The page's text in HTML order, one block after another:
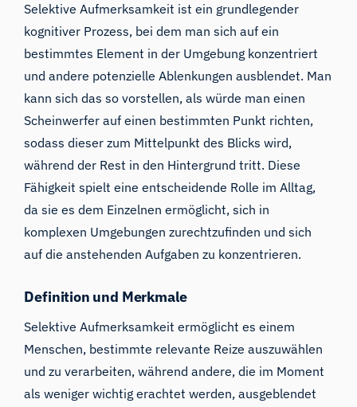
Selektive Aufmerksamkeit ist ein grundlegender
kognitiver Prozess, bei dem man sich auf ein
bestimmtes Element in der Umgebung konzentriert
und andere potenzielle Ablenkungen ausblendet. Man
kann sich das so vorstellen, als würde man einen
Scheinwerfer auf einen bestimmten Punkt richten,
sodass dieser zum Mittelpunkt des Blicks wird,
während der Rest in den Hintergrund tritt. Diese
Fähigkeit spielt eine entscheidende Rolle im Alltag,
da sie es dem Einzelnen ermöglicht, sich in
komplexen Umgebungen zurechtzufinden und sich
auf die anstehenden Aufgaben zu konzentrieren.
Definition und Merkmale
Selektive Aufmerksamkeit ermöglicht es einem
Menschen, bestimmte relevante Reize auszuwählen
und zu verarbeiten, während andere, die im Moment
als weniger wichtig erachtet werden, ausgeblendet